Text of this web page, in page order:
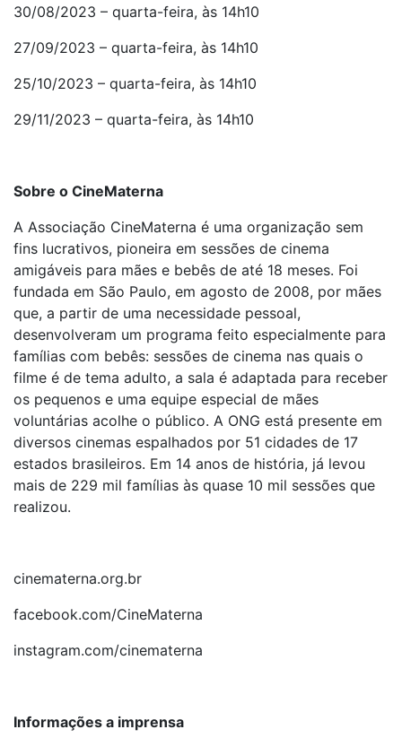
30/08/2023 – quarta-feira, às 14h10
27/09/2023 – quarta-feira, às 14h10
25/10/2023 – quarta-feira, às 14h10
29/11/2023 – quarta-feira, às 14h10
Sobre o CineMaterna
A Associação CineMaterna é uma organização sem
fins lucrativos, pioneira em sessões de cinema
amigáveis para mães e bebês de até 18 meses. Foi
fundada em São Paulo, em agosto de 2008, por mães
que, a partir de uma necessidade pessoal,
desenvolveram um programa feito especialmente para
famílias com bebês: sessões de cinema nas quais o
filme é de tema adulto, a sala é adaptada para receber
os pequenos e uma equipe especial de mães
voluntárias acolhe o público. A ONG está presente em
diversos cinemas espalhados por 51 cidades de 17
estados brasileiros. Em 14 anos de história, já levou
mais de 229 mil famílias às quase 10 mil sessões que
realizou.
cinematerna.org.br
facebook.com/CineMaterna
instagram.com/cinematerna
Informações a imprensa